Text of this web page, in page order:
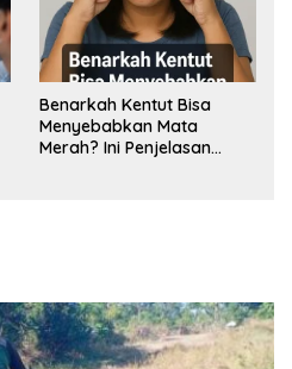
Benarkah Kentut Bisa
Menyebabkan Mata
Merah? Ini Penjelasan